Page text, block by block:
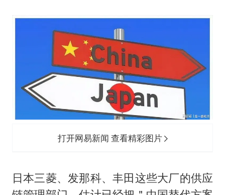
打开网易新闻 查看精彩图片
日本三菱、发那科、丰田这些大厂的供应